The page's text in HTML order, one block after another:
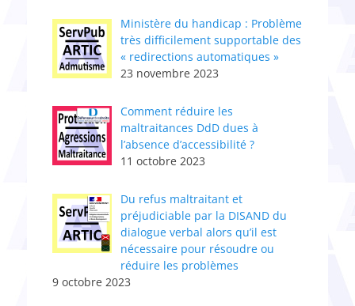
Ministère du handicap : Problème
très difficilement supportable des
« redirections automatiques »
23 novembre 2023
Comment réduire les
maltraitances DdD dues à
l’absence d’accessibilité ?
11 octobre 2023
Du refus maltraitant et
préjudiciable par la DISAND du
dialogue verbal alors qu’il est
nécessaire pour résoudre ou
réduire les problèmes
9 octobre 2023